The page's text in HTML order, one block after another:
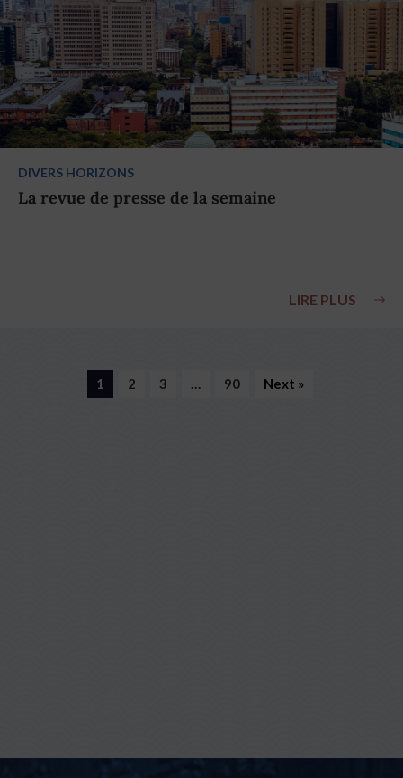
DIVERS HORIZONS
La revue de presse de la semaine
LIRE PLUS
1 2 3 … 90 Next »